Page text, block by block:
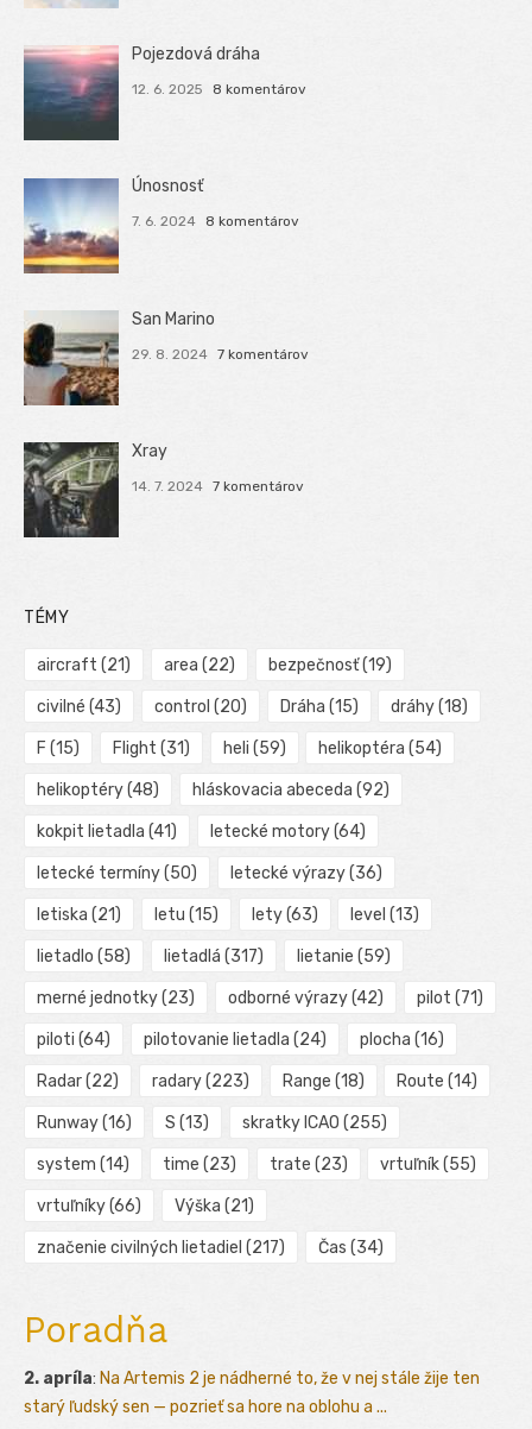
Pojezdová dráha
12. 6. 2025 8 komentárov
Únosnosť
7. 6. 2024 8 komentárov
San Marino
29. 8. 2024 7 komentárov
Xray
14. 7. 2024 7 komentárov
TÉMY
aircraft (21) area (22) bezpečnosť(19)
civilné (43) control (20) Dráha (15) dráhy(18)
F (15) Flight (31) heli (59) helikoptéra (54)
helikoptéry(48) hláskovacia abeceda (92)
kokpit lietadla (41) letecké motory(64)
letecké termíny(50) letecké výrazy(36)
letiska (21) letu (15) lety(63) level (13)
lietadlo (58) lietadlá (317) lietanie (59)
merné jednotky(23) odborné výrazy(42) pilot (71)
piloti (64) pilotovanie lietadla (24) plocha (16)
Radar(22) radary(223) Range (18) Route (14)
Runway(16) S (13) skratky ICAO (255)
system (14) time (23) trate (23) vrtuľník(55)
vrtuľníky(66) Výška (21)
značenie civilných lietadiel (217) Čas (34)
Poradňa
2. apríla: Na Artemis 2 je nádherné to, že v nej stále žije ten
starý ľudský sen — pozrieť sa hore na oblohu a ...